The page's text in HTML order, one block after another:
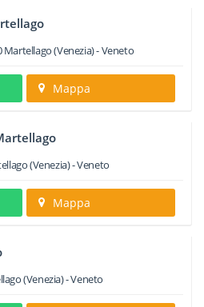
Martellago(Venezia) -Veneto
Mappa
(Venezia) -Veneto
Mappa
(Venezia) -Veneto